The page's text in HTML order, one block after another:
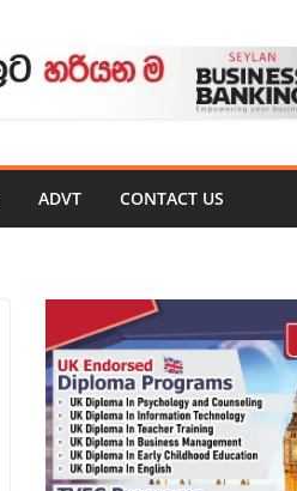
ADVT CONTACT US